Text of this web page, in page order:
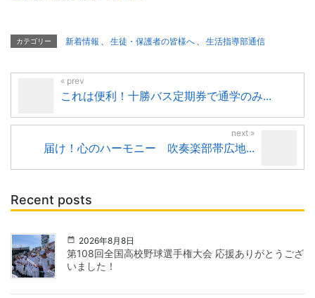
カテゴリー 新着情報 、 生徒・保護者の皆様へ 、 生活指導部通信
これは便利！十勝バス定期券で通学のみ...
届け！心のハーモニー 吹奏楽部帯広地...
Recent posts
2026年8月8日
第108回全国高校野球選手権大会 応援ありがとうござ
いました！